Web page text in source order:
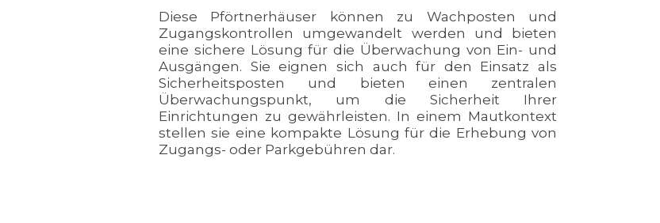
Diese Pförtnerhäuser können zu Wachposten und
Zugangskontrollen umgewandelt werden und bieten
eine sichere Lösung für die Überwachung von Ein- und
Ausgängen. Sie eignen sich auch für den Einsatz als
Sicherheitsposten und bieten einen zentralen
Überwachungspunkt, um die Sicherheit Ihrer
Einrichtungen zu gewährleisten. In einem Mautkontext
stellen sie eine kompakte Lösung für die Erhebung von
Zugangs- oder Parkgebühren dar.